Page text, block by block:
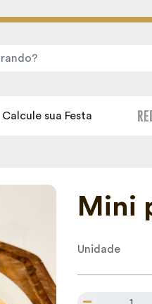
Calcule sua Festa
Mini
Unidade